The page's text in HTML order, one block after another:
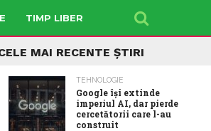
TIMP LIBER
MAI RECENTE ȘTIRI
TEHNOLOGIE
Google îşi extinde
imperiul AI, dar pierde
cercetătorii care l-au
construit